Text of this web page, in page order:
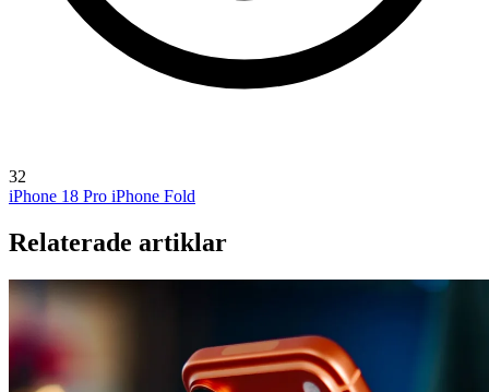
32
iPhone 18 Pro iPhone Fold
Relaterade artiklar